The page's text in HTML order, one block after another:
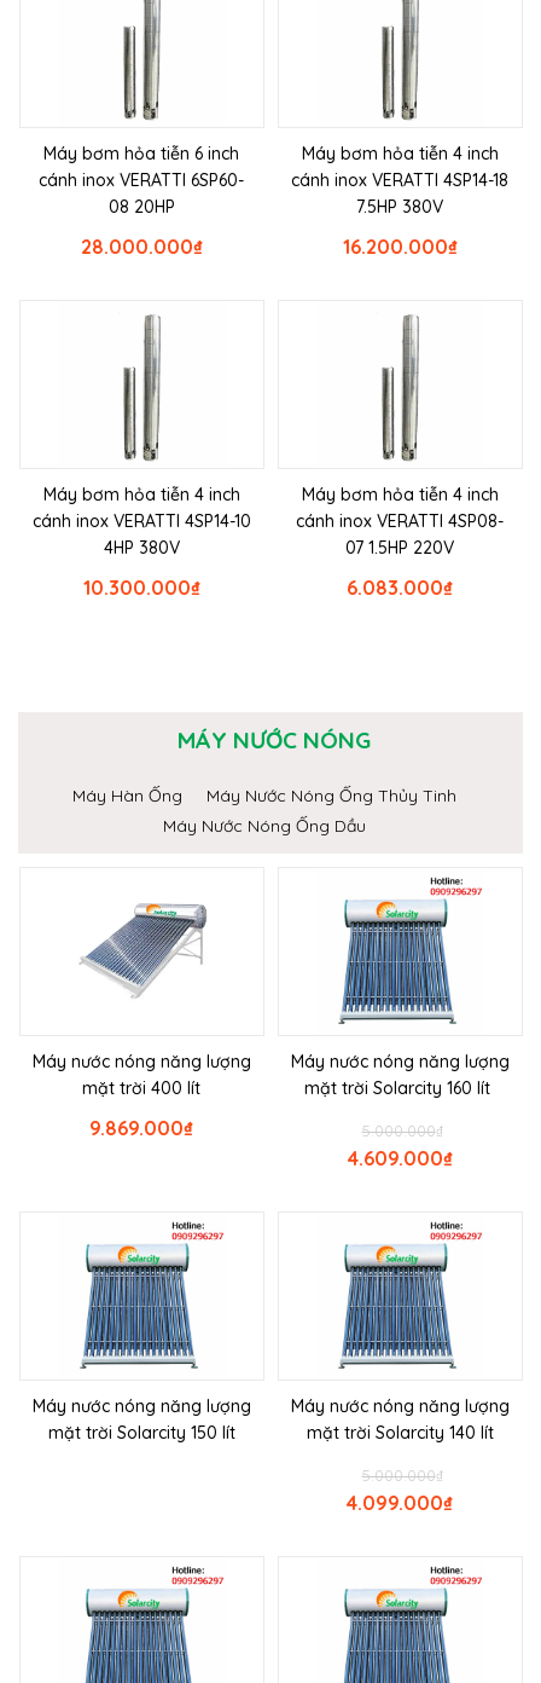
Máy bơm hỏa tiễn 6 inch
cánh inox VERATTI 6SP60-
08 20HP
₫
28.000.000
Máy bơm hỏa tiễn 4 inch
cánh inox VERATTI 4SP14-18
7.5HP 380V
₫
16.200.000
Máy bơm hỏa tiễn 4 inch
cánh inox VERATTI 4SP14-10
4HP 380V
₫
10.300.000
Máy bơm hỏa tiễn 4 inch
cánh inox VERATTI 4SP08-
07 1.5HP 220V
₫
6.083.000
MÁY NƯỚC NÓNG
Máy Hàn Ống
Máy Nước Nóng Ống Thủy Tinh
Máy Nước Nóng Ống Dầu
Máy nước nóng năng lượng
mặt trời 400 lít
₫
9.869.000
Máy nước nóng năng lượng
mặt trời Solarcity 160 lít
₫
5.000.000
₫
4.609.000
Máy nước nóng năng lượng
mặt trời Solarcity 150 lít
Máy nước nóng năng lượng
mặt trời Solarcity 140 lít
₫
5.000.000
₫
4.099.000